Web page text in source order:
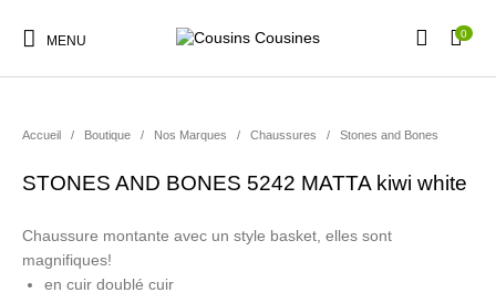
MENU 0
Accueil / Boutique / Nos Marques / Chaussures / Stones and Bones
STONES AND BONES 5242 MATTA kiwi white
Chaussure montante avec un style basket, elles sont
magnifiques!
en cuir doublé cuir